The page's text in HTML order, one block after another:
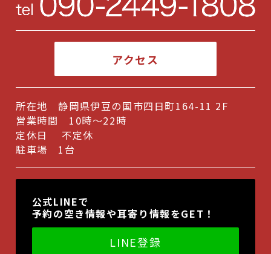
2024年5月(1)
2024年2月(1)
2023年9月(1)
2022年11月(1)
2022年9月(1)
2022年7月(1)
アクセス
所在地 静岡県伊豆の国市四日町164-11 2F
営業時間 10時～22時
定休日 不定休
駐車場 1台
公式LINEで
予約の空き情報や耳寄り情報をGET！
LINE登録